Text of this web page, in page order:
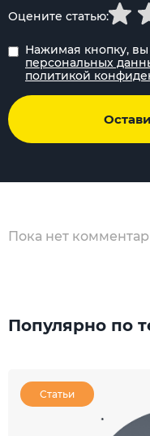
Нажимая кнопку,
персональных
политикой
Оцените статью:
Пока нет
Популярно по
Статьи